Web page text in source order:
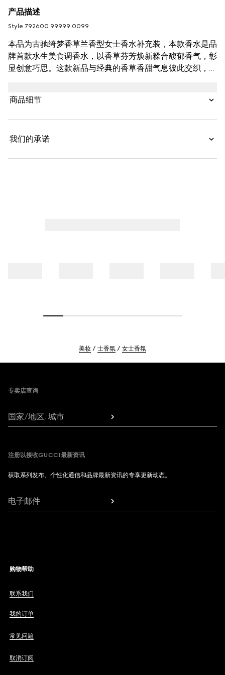
产品描述
Style ‎792600 99999 0099
本品为古驰绮梦香草兰香型女士香水补充装，本款香水是品
牌首款水生美食调香水，以香草芬芳焕新糅合馥郁香气，彰
显创意巧思。这款新品与经典的香草香甜气息彼此交织，水
水的混合香调别具一格，散发出绵密细腻的花香，明快灵
商品细节
我们的承诺
美妆 士香氛 女士香氛
专卖店查询
国家/地区, 城市
注册以接收GUCCI最新资讯
获取系列发布、个性化通信和品牌最新资讯的专享更新动态。
电子邮件
购物帮助
联系我们
我的订单
常见问题
取消订阅